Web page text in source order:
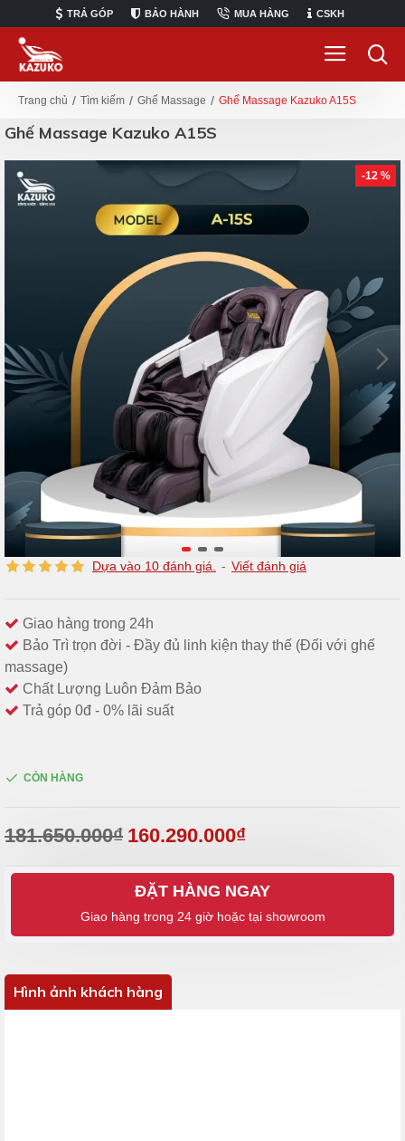
TRẢ GÓP BẢO HÀNH MUA HÀNG CSKH
Trang chủ Tìm kiếm Ghế Massage Ghế Massage Kazuko A15S
Ghế Massage Kazuko A15S
-12 %
Giao hàng trong 24h
Bảo Trì trọn đời - Đầy đủ linh kiện thay thế (Đối với ghế
massage)
Chất Lượng Luôn Đảm Bảo
Trả góp 0đ - 0% lãi suất
Dựa vào 10 đánh giá. - Viết đánh giá
160.290.000₫
181.650.000₫
CÒN HÀNG
ĐẶT HÀNG NGAY
Hình ảnh khách hàng